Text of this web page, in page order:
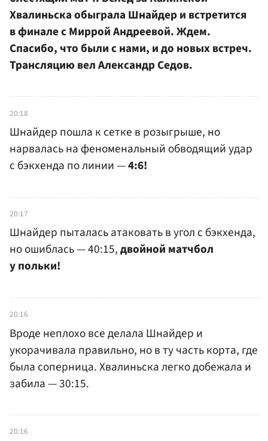
Хвалиньска обыграла Шнайдер и встретится
в финале с Миррой Андреевой. Ждем.
Спасибо, что были с нами, и до новых встреч.
Трансляцию вел Александр Седов.
20:18
Шнайдер пошла к сетке в розыгрыше, но
нарвалась на феноменальный обводящий удар
с бэкхенда по линии —4:6!
20:17
Шнайдер пыталась атаковать в угол с бэкхенда,
но ошиблась — 40:15,двойной матчбол
у польки!
20:16
Вроде неплохо все делала Шнайдер и
укорачивала правильно, но в ту часть корта, где
была соперница. Хвалиньска легко добежала и
забила — 30:15.
20:16